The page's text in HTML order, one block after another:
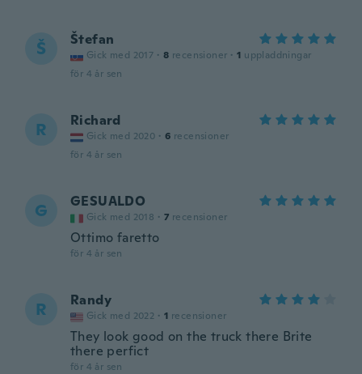
Š Štefan
Gick med 2017 · 8 recensioner · 1 uppladdningar
för 4 år sen
R Richard
Gick med 2020 · 6 recensioner
för 4 år sen
G GESUALDO
Gick med 2018 · 7 recensioner
Ottimo faretto
för 4 år sen
R Randy
Gick med 2022 · 1 recensioner
They look good on the truck there Brite
there perfict
för 4 år sen